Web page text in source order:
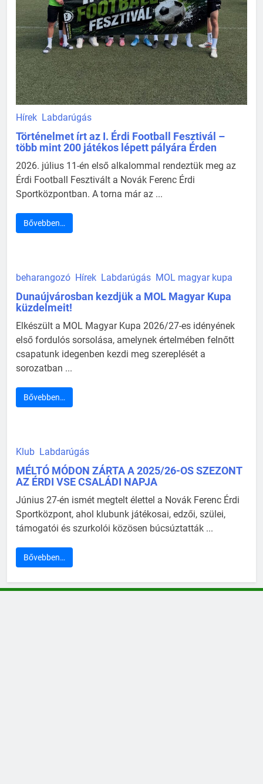
Hírek Labdarúgás
Történelmet írt az I. Érdi Football Fesztivál –
több mint 200 játékos lépett pályára Érden
2026. július 11-én első alkalommal rendeztük meg az
Érdi Football Fesztivált a Novák Ferenc Érdi
Sportközpontban. A torna már az ...
Bővebben…
beharangozó Hírek Labdarúgás MOL magyar kupa
Dunaújvárosban kezdjük a MOL Magyar Kupa
küzdelmeit!
Elkészült a MOL Magyar Kupa 2026/27-es idényének
első fordulós sorsolása, amelynek értelmében felnőtt
csapatunk idegenben kezdi meg szereplését a
sorozatban ...
Bővebben…
Klub Labdarúgás
MÉLTÓ MÓDON ZÁRTA A 2025/26-OS SZEZONT
AZ ÉRDI VSE CSALÁDI NAPJA
Június 27-én ismét megtelt élettel a Novák Ferenc Érdi
Sportközpont, ahol klubunk játékosai, edzői, szülei,
támogatói és szurkolói közösen búcsúztatták ...
Bővebben…